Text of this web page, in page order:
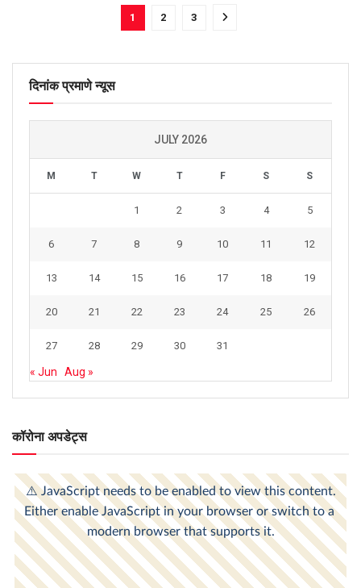
1 2 3
दिनांक प्रमाणे न्यूस
JULY 2026
M T W T F S S
1 2 3 4 5
6 7 8 9 10 11 12
13 14 15 16 17 18 19
20 21 22 23 24 25 26
27 28 29 30 31
« Jun Aug »
कॉरोना अपडेट्स